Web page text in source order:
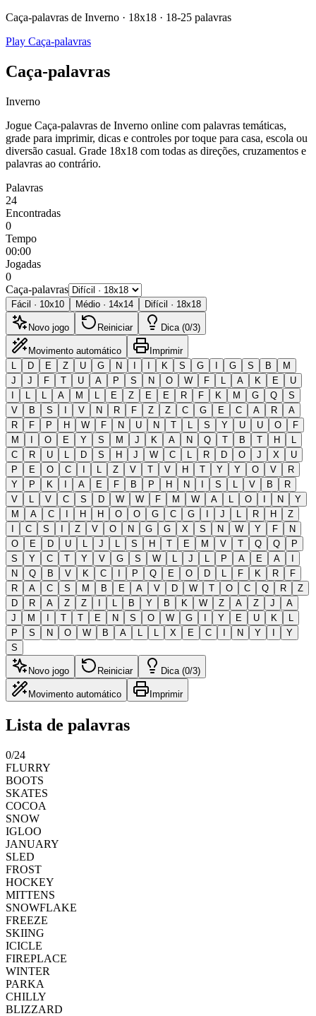
Caça-palavras de Inverno · 18x18 · 18-25 palavras
Play Caça-palavras
Caça-palavras
Inverno
Jogue Caça-palavras de Inverno online com palavras temáticas,
grade para imprimir, dicas e controles por toque para casa, escola ou
diversão casual. Grade 18x18 com todas as direções, cruzamentos e
palavras ao contrário.
Palavras
24
Encontradas
0
Tempo
00:00
Jogadas
0
Caça-palavras
Fácil · 10x10 Médio · 14x14 Difícil · 18x18
Novo jogo Reiniciar Dica (0/3)
Movimento automático
Imprimir
L
D E Z U G N I I K S G I G S B
M
J
J F T U A P S N O W F L A K E
U
I
L L A M L E Z E E R F K M G Q
S
V
B S I V N R F Z Z C G E C A R
A
R
F P H W F N U N T L S Y U U O
F
M
I O E Y S M J K A N Q T B T H
L
C
R U L D S H J W C L R D O J X
U
P
E O C I L Z V T V H T Y Y O V
R
Y
P K I A E F B P H N I S L V B
R
V
L V C S D W W F M W A L O I N
Y
M
A C I H H O O G C G I J L R H
Z
I
C S I Z V O N G G X S N W Y F
N
O
E D U L J L S H T E M V T Q Q
P
S
Y C T Y V G S W L J L P A E A
I
N
Q B V K C I P Q E O D L F K R
F
R
A C S M B E A V D W T O C Q R
Z
D
R A Z Z I L B Y B K W Z A Z J
A
J
M I T T E N S O W G I Y E U K
L
P
S N O W B A L L X E C I N Y I
Y
S
Novo jogo Reiniciar Dica (0/3)
Movimento automático Imprimir
Lista de palavras
0/24
FLURRY
BOOTS
SKATES
COCOA
SNOW
IGLOO
JANUARY
SLED
FROST
HOCKEY
MITTENS
SNOWFLAKE
FREEZE
SKIING
ICICLE
FIREPLACE
WINTER
PARKA
CHILLY
BLIZZARD